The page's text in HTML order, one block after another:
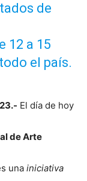
de
12 a 15
el país.
El día de hoy
de Arte
una iniciativa